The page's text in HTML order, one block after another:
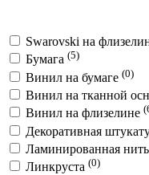
Swarovski на
Бумага (5)
Винил на бумаге (0)
Винил на тканной
Винил на флизелине
Декоративная
Ламинированная
Линкруста (0)